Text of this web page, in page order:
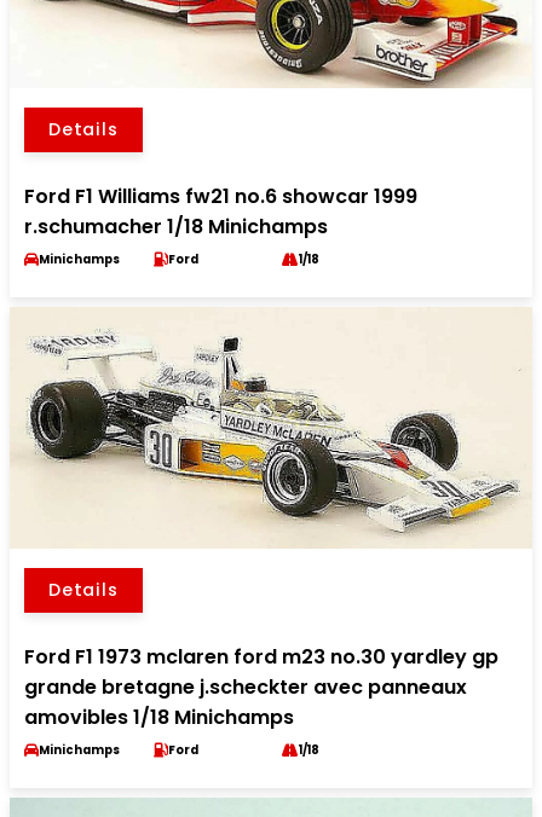
Details
Ford F1 Williams fw21 no.6 showcar 1999
r.schumacher 1/18 Minichamps
Minichamps Ford 1/18
Details
Ford F1 1973 mclaren ford m23 no.30 yardley gp
grande bretagne j.scheckter avec panneaux
amovibles 1/18 Minichamps
Minichamps Ford 1/18